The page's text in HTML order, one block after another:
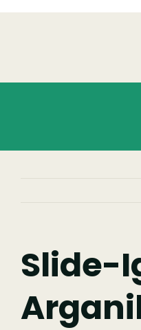
Skip
Slide-